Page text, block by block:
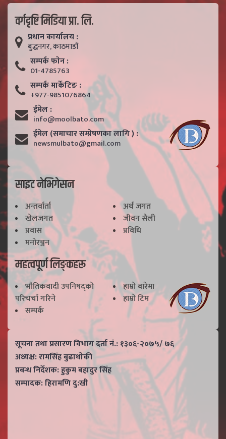
वर्गदृष्टि मिडिया प्रा. लि.
प्रधान कार्यालय :
बुद्धनगर, काठमाडाैं
सम्पर्क फाेन :
01-4785763
सम्पर्क मार्केटिङ :
+977-9851076864
ईमेल :
info@moolbato.com
ईमेल (समाचार सम्प्रेषणका लागि ) :
newsmulbato@gmail.com
साइट नेभिगेसन
अन्तर्वार्ता
अर्थ जगत
खेलजगत
जीवन सैली
प्रवास
प्रविधि
मनोरञ्जन
महत्वपूर्ण लिङ्कहरू
भाैतिकवादी उपनिषद्काे
परिचर्चा गरिने
हाम्राे बारेमा
हाम्राे टिम
सम्पर्क
सूचना तथा प्रसारण विभाग दर्ता नं.: १३०६-२०७५/ ७६
अध्यक्ष: रामसिंह बुढाथाेकी
प्रबन्ध निर्देशक: हुकुम बहादुर सिंह
सम्पादक: हिरामणि दु:खी